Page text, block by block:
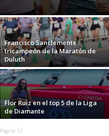
Francisco Sanclemente
tricampeón de la Maratón de
Duluth
Flor Ruiz en el top 5 de la Liga
de Diamante
Página 12